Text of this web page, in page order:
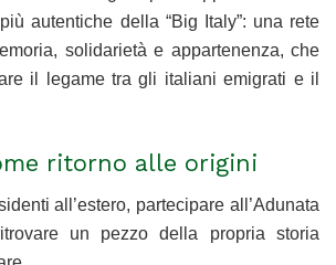
autentiche della “Big Italy”: una rete
solidarietà e appartenenza, che
il legame tra gli italiani emigrati e il
ritorno alle origini
all’estero, partecipare all’Adunata
un pezzo della propria storia